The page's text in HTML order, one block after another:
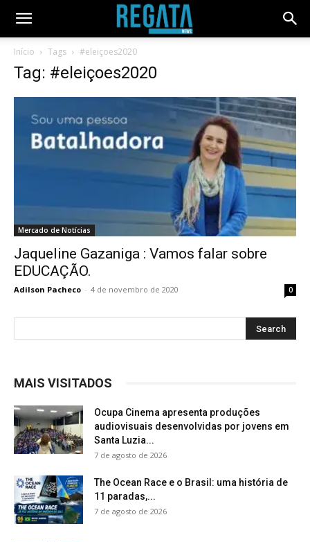
Início Tags #eleiçoes2020
Tag: #eleiçoes2020
Mercado de Notícias
Jaqueline Gazaniga : Vamos falar sobre
EDUCAÇÃO.
Adilson Pacheco - 4 de novembro de 2020 0
MAIS VISITADOS
Ocupa Cinema apresenta produções
audiovisuais desenvolvidas por jovens em
Santa Luzia...
7 de agosto de 2026
The Ocean Race e o Brasil: uma história de
11 paradas,...
7 de agosto de 2026